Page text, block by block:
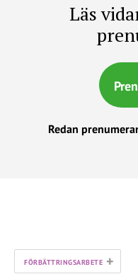
Läs
Redan
FÖRBÄTTRINGSARBETE +